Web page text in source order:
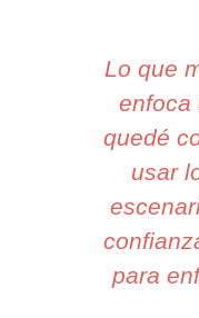
Lo que
enfoca
quedé
usar
para